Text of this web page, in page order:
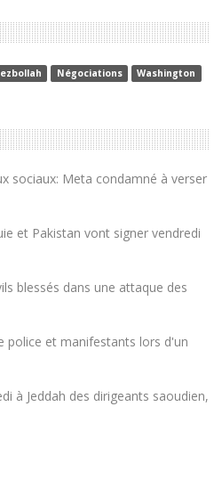
Négociations
Washington
sociaux: Meta condamné à verser
et Pakistan vont signer vendredi
blessés dans une attaque des
police et manifestants lors d'un
à Jeddah des dirigeants saoudien,